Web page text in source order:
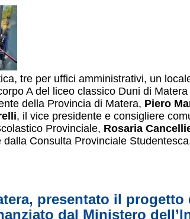
tre per uffici amministrativi, un
A del liceo classico Duni di
della Provincia di Matera, Piero
, il vice presidente e consigliere
Provinciale, Rosaria
dalla Consulta Provinciale
presentato il progetto
dal Ministero